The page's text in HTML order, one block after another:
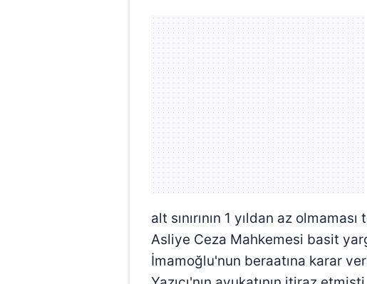
alt sınırının 1 yıldan az
Asliye Ceza Mahkemesi basit
İmamoğlu'nun beraatına karar